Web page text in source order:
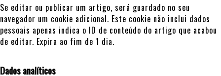
Se editar ou publicar um artigo, será guardado no seu
navegador um cookie adicional. Este cookie não inclui dados
pessoais apenas indica o ID de conteúdo do artigo que acabou
de editar. Expira ao fim de 1 dia.
Dados analíticos